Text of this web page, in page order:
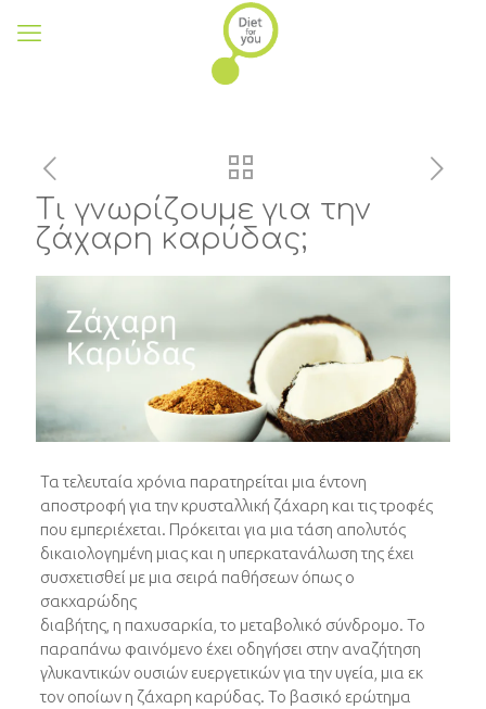
Τι γνωρίζουμε για την
ζάχαρη καρύδας;
Τα τελευταία χρόνια παρατηρείται μια έντονη
αποστροφή για την κρυσταλλική ζάχαρη και τις τροφές
που εμπεριέχεται. Πρόκειται για μια τάση απολυτός
δικαιολογημένη μιας και η υπερκατανάλωση της έχει
συσχετισθεί με μια σειρά παθήσεων όπως ο
σακχαρώδης
διαβήτης, η παχυσαρκία, το μεταβολικό σύνδρομο. Το
παραπάνω φαινόμενο έχει οδηγήσει στην αναζήτηση
γλυκαντικών ουσιών ευεργετικών για την υγεία, μια εκ
τον οποίων η ζάχαρη καρύδας. Το βασικό ερώτημα